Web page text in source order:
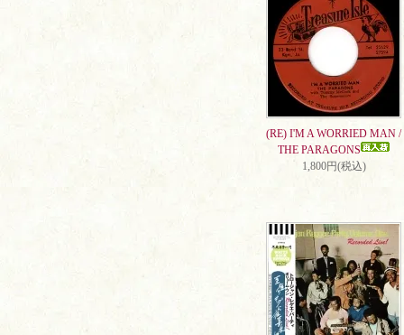
(RE) I'M A WORRIED MAN /
THE PARAGONS
1,800円(税込)